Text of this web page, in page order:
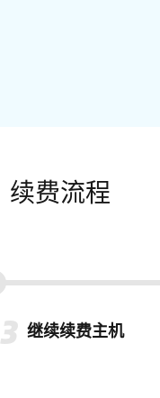
续费流程
继续续费主机